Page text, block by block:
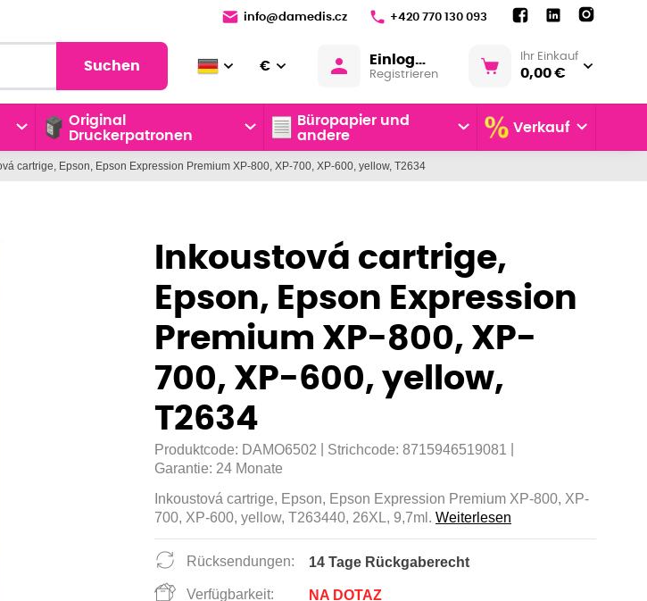
info@damedis.cz +420 770 130 093
Suchen € Einloggen
Registrieren
Ihr Einkauf
0,00 €
Original
Druckerpatronen
Büropapier und
andere
Verkauf
cartrige, Epson, Epson Expression Premium XP-800, XP-700, XP-600, yellow, T2634
Inkoustová cartrige,
Epson, Epson Expression
Premium XP-800, XP-
700, XP-600, yellow,
T2634
Produktcode: DAMO6502 Strichcode: 8715946519081
Garantie: 24 Monate
Inkoustová cartrige, Epson, Epson Expression Premium XP-800, XP-
700, XP-600, yellow, T263440, 26XL, 9,7ml. Weiterlesen
Rücksendungen: 14 Tage Rückgaberecht
Verfügbarkeit: NA DOTAZ